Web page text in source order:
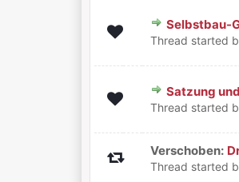
Selbstbau-
Thread started
0
Satzung
Thread started
0
Verschoben:
Thread started